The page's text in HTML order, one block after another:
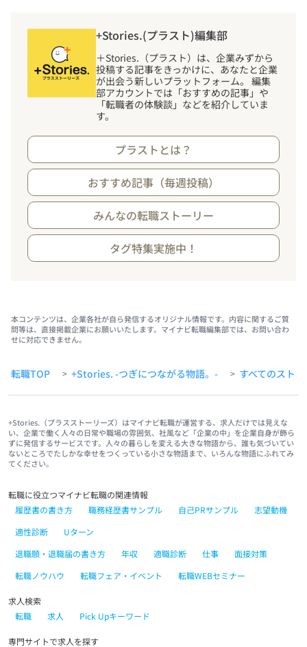
+Stories.(プラスト)編集部
＋Stories.（プラスト）は、企業みずから
投稿する記事をきっかけに、あなたと企業
が出会う新しいプラットフォーム。 編集
部アカウントでは「おすすめの記事」や
「転職者の体験談」などを紹介していま
す。
プラストとは？
おすすめ記事（毎週投稿）
みんなの転職ストーリー
タグ特集実施中！
本コンテンツは、企業各社が自ら発信するオリジナル情報です。内容に関するご質
問等は、直接掲載企業にお願いいたします。マイナビ転職編集部では、お問い合わ
せに対応できません。
転職TOP > +Stories. -つぎにつながる物語。- > すべてのスト
+Stories.（プラスストーリーズ）はマイナビ転職が運営する、求人だけでは見えな
い、企業で働く人々の日常や職場の雰囲気、社風など「企業の中」を企業自身が飾ら
ずに発信するサービスです。人々の暮らしを変える大きな物語から、誰も気づいてい
ないところでたしかな幸せをつくっている小さな物語まで、いろんな物語にふれてみ
てください。
転職に役立つマイナビ転職の関連情報
履歴書の書き方
職務経歴書サンプル 自己PRサンプル
志望動機
適性診断
Uターン
退職願・退職届の書き方
年収 適職診断 仕事
面接対策
転職ノウハウ
転職フェア・イベント 転職WEBセミナー
求人検索
転職
求人 Pick Upキーワード
専門サイトで求人を探す